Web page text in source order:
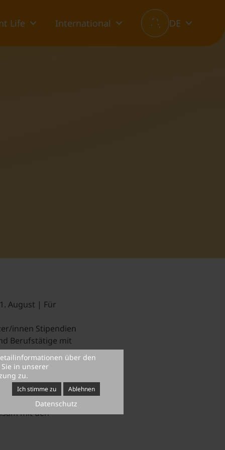
Life International DE
August | Für
innen Stipendien
Berufstätige mit
und Resilienz –
mit den
über den
in unserer
zu.
Ich stimme zu Ablehnen
Datenschutz